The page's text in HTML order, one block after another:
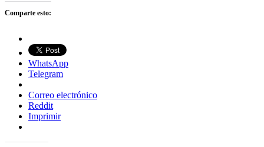
Comparte esto:
WhatsApp
Telegram
Correo electrónico
Reddit
Imprimir